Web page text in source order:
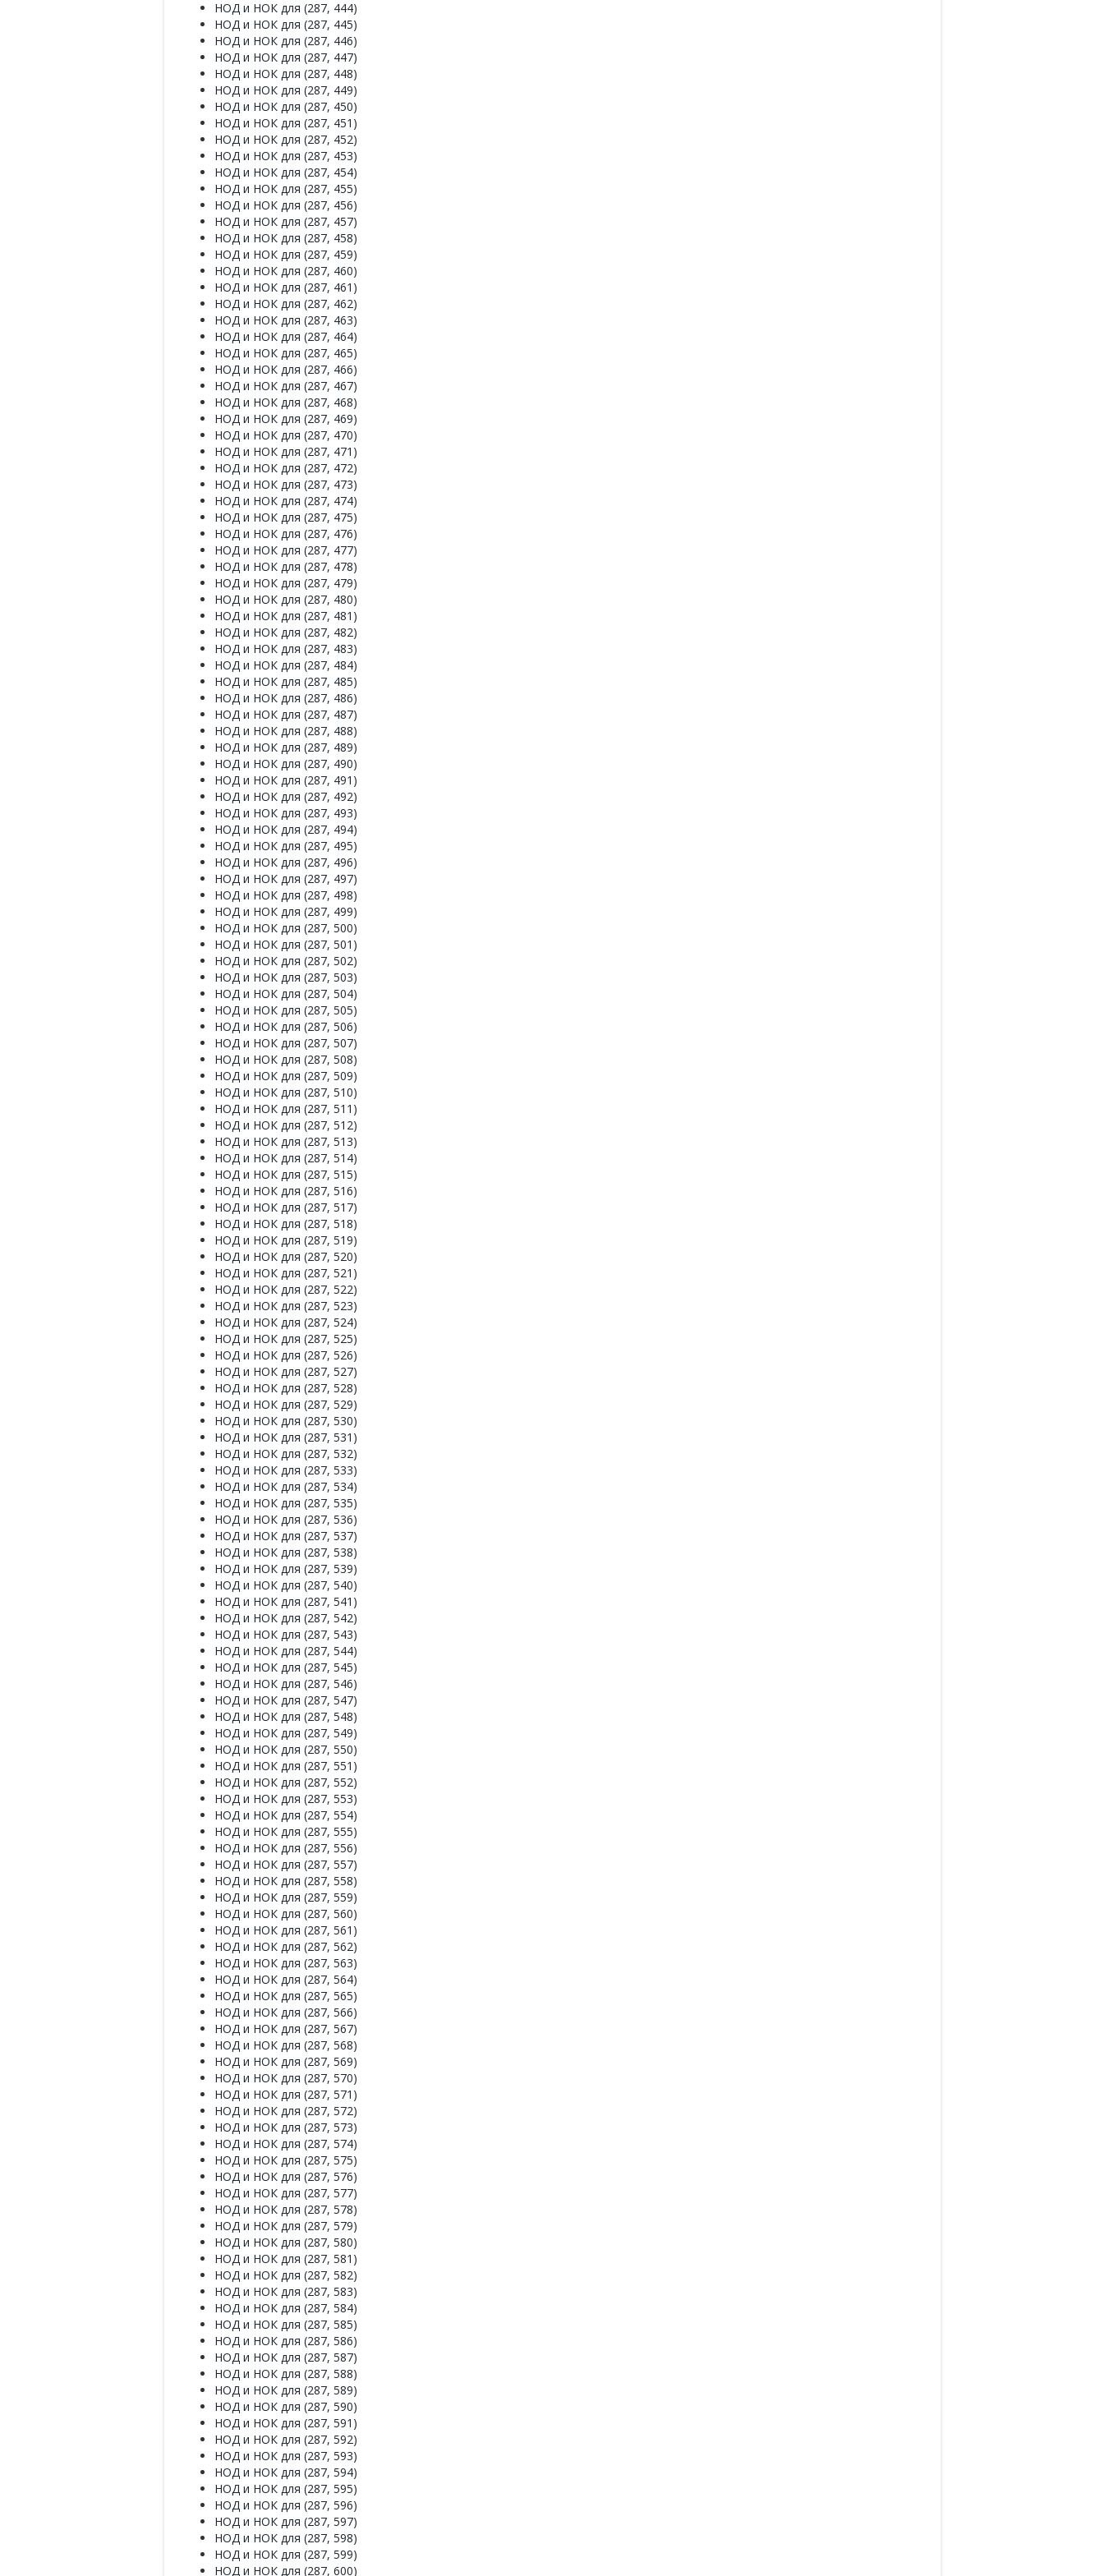
НОД и НОК для (287, 444)
НОД и НОК для (287, 445)
НОД и НОК для (287, 446)
НОД и НОК для (287, 447)
НОД и НОК для (287, 448)
НОД и НОК для (287, 449)
НОД и НОК для (287, 450)
НОД и НОК для (287, 451)
НОД и НОК для (287, 452)
НОД и НОК для (287, 453)
НОД и НОК для (287, 454)
НОД и НОК для (287, 455)
НОД и НОК для (287, 456)
НОД и НОК для (287, 457)
НОД и НОК для (287, 458)
НОД и НОК для (287, 459)
НОД и НОК для (287, 460)
НОД и НОК для (287, 461)
НОД и НОК для (287, 462)
НОД и НОК для (287, 463)
НОД и НОК для (287, 464)
НОД и НОК для (287, 465)
НОД и НОК для (287, 466)
НОД и НОК для (287, 467)
НОД и НОК для (287, 468)
НОД и НОК для (287, 469)
НОД и НОК для (287, 470)
НОД и НОК для (287, 471)
НОД и НОК для (287, 472)
НОД и НОК для (287, 473)
НОД и НОК для (287, 474)
НОД и НОК для (287, 475)
НОД и НОК для (287, 476)
НОД и НОК для (287, 477)
НОД и НОК для (287, 478)
НОД и НОК для (287, 479)
НОД и НОК для (287, 480)
НОД и НОК для (287, 481)
НОД и НОК для (287, 482)
НОД и НОК для (287, 483)
НОД и НОК для (287, 484)
НОД и НОК для (287, 485)
НОД и НОК для (287, 486)
НОД и НОК для (287, 487)
НОД и НОК для (287, 488)
НОД и НОК для (287, 489)
НОД и НОК для (287, 490)
НОД и НОК для (287, 491)
НОД и НОК для (287, 492)
НОД и НОК для (287, 493)
НОД и НОК для (287, 494)
НОД и НОК для (287, 495)
НОД и НОК для (287, 496)
НОД и НОК для (287, 497)
НОД и НОК для (287, 498)
НОД и НОК для (287, 499)
НОД и НОК для (287, 500)
НОД и НОК для (287, 501)
НОД и НОК для (287, 502)
НОД и НОК для (287, 503)
НОД и НОК для (287, 504)
НОД и НОК для (287, 505)
НОД и НОК для (287, 506)
НОД и НОК для (287, 507)
НОД и НОК для (287, 508)
НОД и НОК для (287, 509)
НОД и НОК для (287, 510)
НОД и НОК для (287, 511)
НОД и НОК для (287, 512)
НОД и НОК для (287, 513)
НОД и НОК для (287, 514)
НОД и НОК для (287, 515)
НОД и НОК для (287, 516)
НОД и НОК для (287, 517)
НОД и НОК для (287, 518)
НОД и НОК для (287, 519)
НОД и НОК для (287, 520)
НОД и НОК для (287, 521)
НОД и НОК для (287, 522)
НОД и НОК для (287, 523)
НОД и НОК для (287, 524)
НОД и НОК для (287, 525)
НОД и НОК для (287, 526)
НОД и НОК для (287, 527)
НОД и НОК для (287, 528)
НОД и НОК для (287, 529)
НОД и НОК для (287, 530)
НОД и НОК для (287, 531)
НОД и НОК для (287, 532)
НОД и НОК для (287, 533)
НОД и НОК для (287, 534)
НОД и НОК для (287, 535)
НОД и НОК для (287, 536)
НОД и НОК для (287, 537)
НОД и НОК для (287, 538)
НОД и НОК для (287, 539)
НОД и НОК для (287, 540)
НОД и НОК для (287, 541)
НОД и НОК для (287, 542)
НОД и НОК для (287, 543)
НОД и НОК для (287, 544)
НОД и НОК для (287, 545)
НОД и НОК для (287, 546)
НОД и НОК для (287, 547)
НОД и НОК для (287, 548)
НОД и НОК для (287, 549)
НОД и НОК для (287, 550)
НОД и НОК для (287, 551)
НОД и НОК для (287, 552)
НОД и НОК для (287, 553)
НОД и НОК для (287, 554)
НОД и НОК для (287, 555)
НОД и НОК для (287, 556)
НОД и НОК для (287, 557)
НОД и НОК для (287, 558)
НОД и НОК для (287, 559)
НОД и НОК для (287, 560)
НОД и НОК для (287, 561)
НОД и НОК для (287, 562)
НОД и НОК для (287, 563)
НОД и НОК для (287, 564)
НОД и НОК для (287, 565)
НОД и НОК для (287, 566)
НОД и НОК для (287, 567)
НОД и НОК для (287, 568)
НОД и НОК для (287, 569)
НОД и НОК для (287, 570)
НОД и НОК для (287, 571)
НОД и НОК для (287, 572)
НОД и НОК для (287, 573)
НОД и НОК для (287, 574)
НОД и НОК для (287, 575)
НОД и НОК для (287, 576)
НОД и НОК для (287, 577)
НОД и НОК для (287, 578)
НОД и НОК для (287, 579)
НОД и НОК для (287, 580)
НОД и НОК для (287, 581)
НОД и НОК для (287, 582)
НОД и НОК для (287, 583)
НОД и НОК для (287, 584)
НОД и НОК для (287, 585)
НОД и НОК для (287, 586)
НОД и НОК для (287, 587)
НОД и НОК для (287, 588)
НОД и НОК для (287, 589)
НОД и НОК для (287, 590)
НОД и НОК для (287, 591)
НОД и НОК для (287, 592)
НОД и НОК для (287, 593)
НОД и НОК для (287, 594)
НОД и НОК для (287, 595)
НОД и НОК для (287, 596)
НОД и НОК для (287, 597)
НОД и НОК для (287, 598)
НОД и НОК для (287, 599)
НОД и НОК для (287, 600)